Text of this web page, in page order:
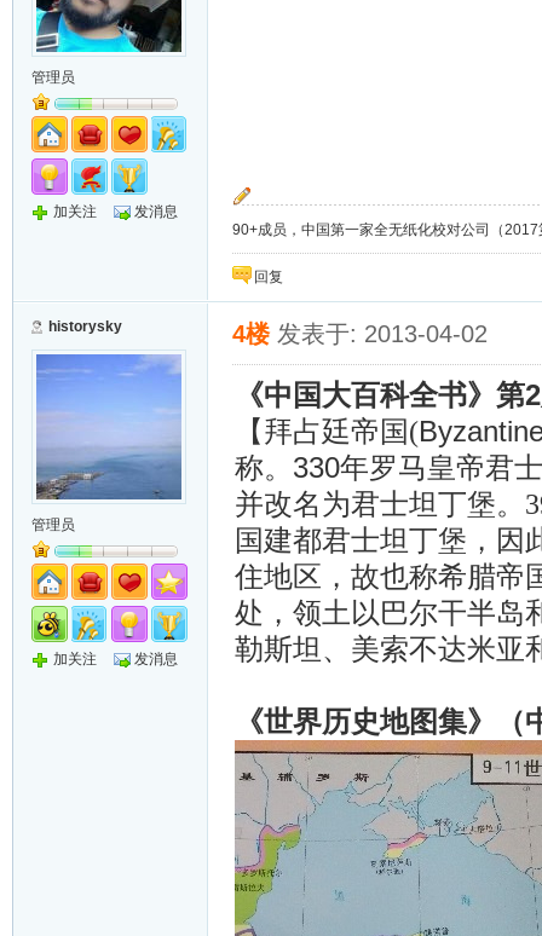
管理员
加关注 发消息
90+成员，中国第一家全无纸化校对公司（
回复
historysky
管理员
加关注 发消息
4楼 发表于: 2013-04-02
《中国大百科全书》第2
【拜占廷帝国(
称。 330年罗马皇帝君
并改名为君士坦丁堡。
国建都君士坦丁堡，因
住地区，故也称希腊帝
处，领土以巴尔干半岛
勒斯坦、美索不达米
《世界历史地图集》